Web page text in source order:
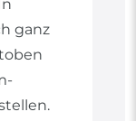
ganz